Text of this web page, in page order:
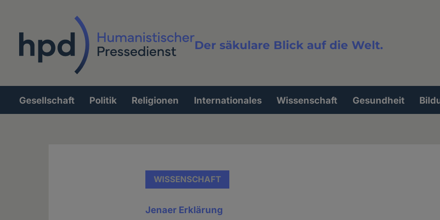
Der säkulare Blick auf die Welt.
Volltextsuche
Hauptnavigation
Gesellschaft Politik Religionen Internationales Wissenschaft Gesundheit
WISSENSCHAFT
Jenaer Erklärung